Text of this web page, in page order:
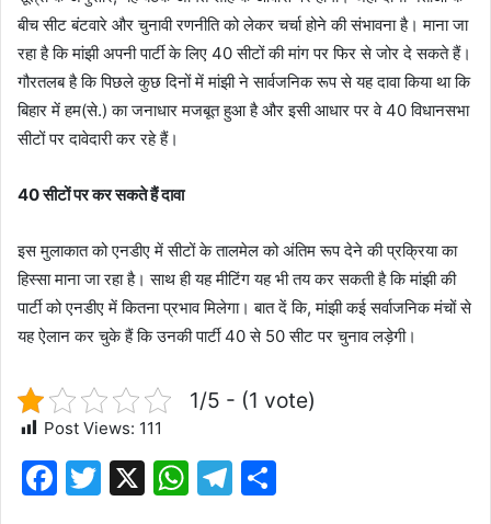
बीच सीट बंटवारे और चुनावी रणनीति को लेकर चर्चा होने की संभावना है। माना जा
रहा है कि मांझी अपनी पार्टी के लिए 40 सीटों की मांग पर फिर से जोर दे सकते हैं।
गौरतलब है कि पिछले कुछ दिनों में मांझी ने सार्वजनिक रूप से यह दावा किया था कि
बिहार में हम(से.) का जनाधार मजबूत हुआ है और इसी आधार पर वे 40 विधानसभा
सीटों पर दावेदारी कर रहे हैं।
40 सीटों पर कर सकते हैं दावा
इस मुलाकात को एनडीए में सीटों के तालमेल को अंतिम रूप देने की प्रक्रिया का
हिस्सा माना जा रहा है। साथ ही यह मीटिंग यह भी तय कर सकती है कि मांझी की
पार्टी को एनडीए में कितना प्रभाव मिलेगा। बात दें कि, मांझी कई सर्वाजनिक मंचों से
यह ऐलान कर चुके हैं कि उनकी पार्टी 40 से 50 सीट पर चुनाव लड़ेगी।
1/5 - (1 vote)
Post Views: 111
F
T
X
W T